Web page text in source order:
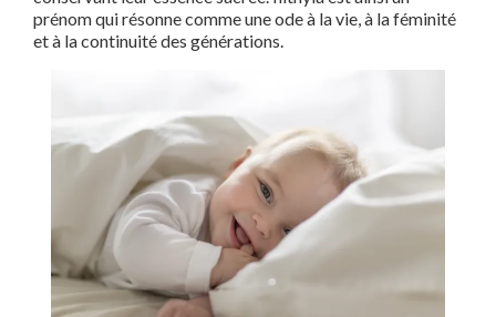
prénom qui résonne comme une ode à la vie, à la féminité
et à la continuité des générations.